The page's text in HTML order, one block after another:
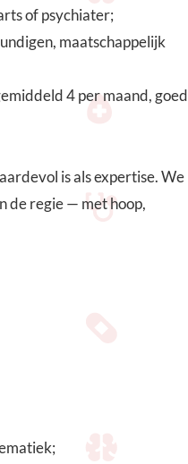
of psychiater;
maatschappelijk
4 per maand, goed
is als expertise. We
de regie — met hoop,